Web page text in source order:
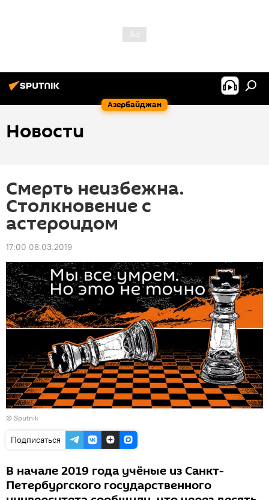
Азербайджан
Новости
Смерть неизбежна.
Столкновение с
астероидом
17:00 08.03.2019
© Sputnik
Подписаться
В начале 2019 года учёные из Санкт-
Петербургского государственного